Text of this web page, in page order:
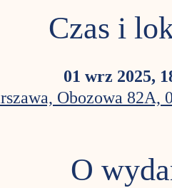
Czas i
01 wrz 2025,
Obozowa 82A,
O